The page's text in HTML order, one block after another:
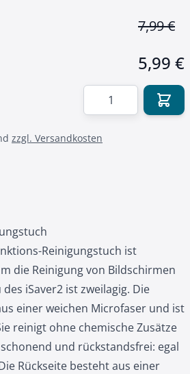
7,99 €
5,99 €
Menge
zzgl. Versandkosten
Reinigungstuch ist
die Reinigung von Bildschirmen
iSaver2 ist zweilagig. Die
einer weichen Microfaser und ist
reinigt ohne chemische Zusätze
und rückstandsfrei: egal
Rückseite besteht aus einer